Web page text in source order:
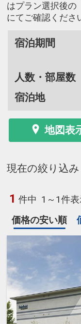
はプラン選択後の
にてご確認くださ
宿泊期間
人数・部屋数
宿泊地
地図表
現在の絞り込み
1 件中 1～1件
価格の安い順